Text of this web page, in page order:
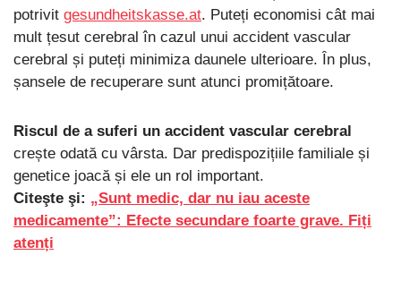
potrivit gesundheitskasse.at. Puteți economisi cât mai
mult țesut cerebral în cazul unui accident vascular
cerebral și puteți minimiza daunele ulterioare. În plus,
șansele de recuperare sunt atunci promițătoare.
Riscul de a suferi un accident vascular cerebral
crește odată cu vârsta. Dar predispozițiile familiale și
genetice joacă și ele un rol important.
Citeşte şi: „Sunt medic, dar nu iau aceste
medicamente”: Efecte secundare foarte grave. Fiți
atenți